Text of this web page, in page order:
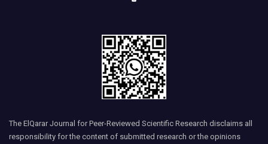
The ElQarar Journal for Peer-Reviewed Scientific Research disclaims all
responsibility for the content of submitted research or the opinions